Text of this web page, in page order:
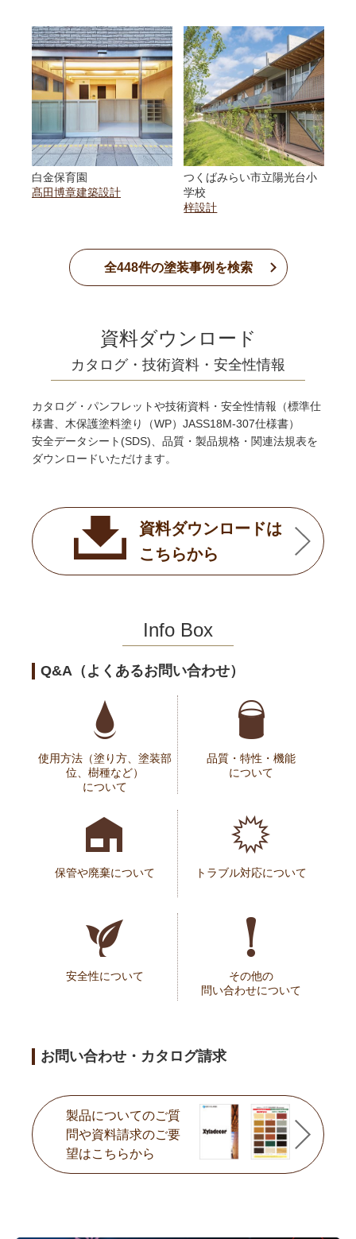
白金保育園
髙田博章建築設計
つくばみらい市立陽光台小
学校
梓設計
全448件の塗装事例を検索
資料ダウンロード
カタログ・技術資料・安全性情報
カタログ・パンフレットや技術資料・安全性情報（標準仕
様書、木保護塗料塗り（WP）JASS18M-307仕様書）
安全データシート(SDS)、品質・製品規格・関連法規表を
ダウンロードいただけます。
資料ダウンロードは
こちらから
Info Box
Q&A（よくあるお問い合わせ）
使用方法（塗り方、塗装部
位、樹種など）
について
品質・特性・機能
について
保管や廃棄について トラブル対応について
安全性について
その他の
問い合わせについて
お問い合わせ・カタログ請求
製品についてのご質
問や資料請求のご要
望はこちらから